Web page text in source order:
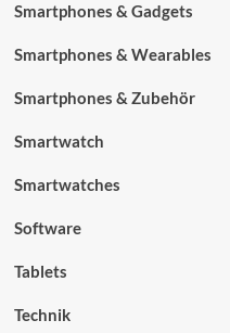
Smartphones & Gadgets
Smartphones & Wearables
Smartphones & Zubehör
Smartwatch
Smartwatches
Software
Tablets
Technik